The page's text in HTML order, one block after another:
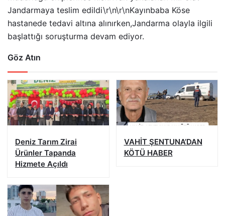
Jandarmaya teslim edildi\r\n\r\nKayınbaba Köse
hastanede tedavi altına alınırken,Jandarma olayla ilgili
başlattığı soruşturma devam ediyor.
Göz Atın
Deniz Tarım Zirai
Ürünler Tapanda
Hizmete Açıldı
VAHİT ŞENTUNA’DAN
KÖTÜ HABER